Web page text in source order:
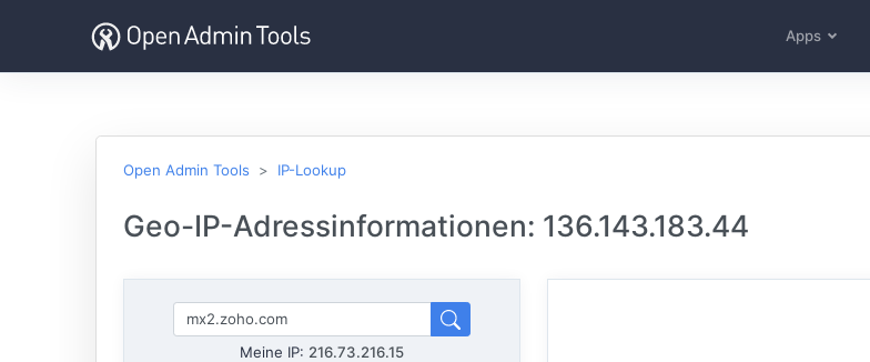
Apps
Open Admin Tools IP-Lookup
Geo-IP-Adressinformationen: 136.143.183.44
Meine IP: 216.73.216.15